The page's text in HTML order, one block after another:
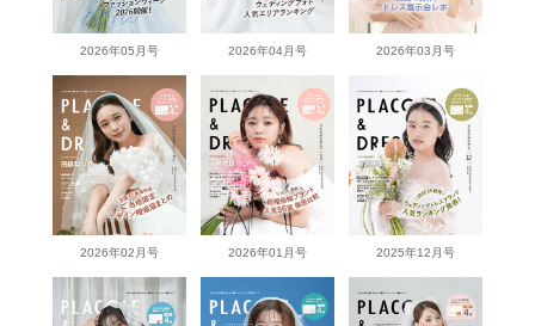
2026年05月号 2026年04月号 2026年03月号
2026年02月号 2026年01月号 2025年12月号